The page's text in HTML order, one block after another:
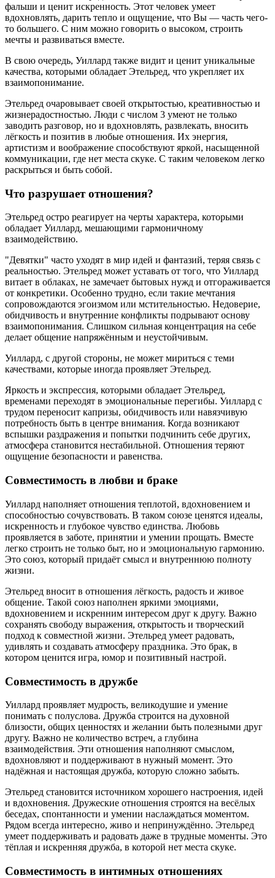
фальши и ценит искренность. Этот человек умеет
вдохновлять, дарить тепло и ощущение, что Вы — часть чего-
то большего. С ним можно говорить о высоком, строить
мечты и развиваться вместе.
В свою очередь, Уиллард также видит и ценит уникальные
качества, которыми обладает Этельред, что укрепляет их
взаимопонимание.
Этельред очаровывает своей открытостью, креативностью и
жизнерадостностью. Люди с числом 3 умеют не только
заводить разговор, но и вдохновлять, развлекать, вносить
лёгкость и позитив в любые отношения. Их энергия,
артистизм и воображение способствуют яркой, насыщенной
коммуникации, где нет места скуке. С таким человеком легко
раскрыться и быть собой.
Что разрушает отношения?
Этельред остро реагирует на черты характера, которыми
обладает Уиллард, мешающими гармоничному
взаимодействию.
"Девятки" часто уходят в мир идей и фантазий, теряя связь с
реальностью. Этельред может уставать от того, что Уиллард
витает в облаках, не замечает бытовых нужд и отгораживается
от конкретики. Особенно трудно, если такие мечтания
сопровождаются эгоизмом или мстительностью. Недоверие,
обидчивость и внутренние конфликты подрывают основу
взаимопонимания. Слишком сильная концентрация на себе
делает общение напряжённым и неустойчивым.
Уиллард, с другой стороны, не может мириться с теми
качествами, которые иногда проявляет Этельред.
Яркость и экспрессия, которыми обладает Этельред,
временами переходят в эмоциональные перегибы. Уиллард с
трудом переносит капризы, обидчивость или навязчивую
потребность быть в центре внимания. Когда возникают
вспышки раздражения и попытки подчинить себе других,
атмосфера становится нестабильной. Отношения теряют
ощущение безопасности и равенства.
Совместимость в любви и браке
Уиллард наполняет отношения теплотой, вдохновением и
способностью сочувствовать. В таком союзе ценятся идеалы,
искренность и глубокое чувство единства. Любовь
проявляется в заботе, принятии и умении прощать. Вместе
легко строить не только быт, но и эмоциональную гармонию.
Это союз, который придаёт смысл и внутреннюю полноту
жизни.
Этельред вносит в отношения лёгкость, радость и живое
общение. Такой союз наполнен яркими эмоциями,
вдохновением и искренним интересом друг к другу. Важно
сохранять свободу выражения, открытость и творческий
подход к совместной жизни. Этельред умеет радовать,
удивлять и создавать атмосферу праздника. Это брак, в
котором ценится игра, юмор и позитивный настрой.
Совместимость в дружбе
Уиллард проявляет мудрость, великодушие и умение
понимать с полуслова. Дружба строится на духовной
близости, общих ценностях и желании быть полезными друг
другу. Важно не количество встреч, а глубина
взаимодействия. Эти отношения наполняют смыслом,
вдохновляют и поддерживают в нужный момент. Это
надёжная и настоящая дружба, которую сложно забыть.
Этельред становится источником хорошего настроения, идей
и вдохновения. Дружеские отношения строятся на весёлых
беседах, спонтанности и умении наслаждаться моментом.
Рядом всегда интересно, живо и непринуждённо. Этельред
умеет поддерживать и радовать даже в трудные моменты. Это
тёплая и искренняя дружба, в которой нет места скуке.
Совместимость в интимных отношениях